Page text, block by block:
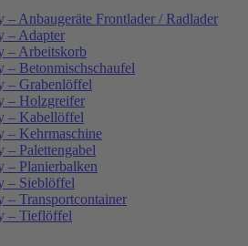
– Anbaugeräte Frontlader / Radlader
– Adapter
– Arbeitskorb
– Betonmischschaufel
– Grabenlöffel
– Holzgreifer
– Kabellöffel
– Kehrmaschine
– Palettengabel
– Planierbalken
– Sieblöffel
– Transportcontainer
– Tieflöffel